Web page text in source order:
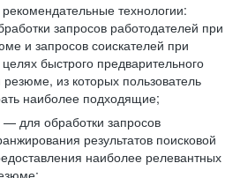
технологии:
запросов работодателей при
и запросов соискателей при
быстрого предварительного
из которых пользователь
наиболее подходящие;
для обработки запросов
результатов поисковой
наиболее релевантных